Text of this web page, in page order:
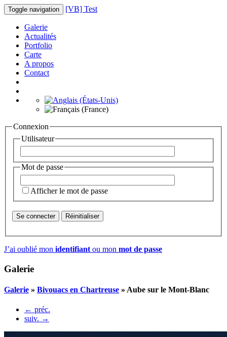
Toggle navigation [VB] Test
Galerie
Actualités
Portfolio
Carte
A propos
Contact
Connexion
Utilisateur
Mot de passe
Afficher le mot de passe
Se connecter Réinitialiser
J’ai oublié mon identifiant ou mon mot de passe
Galerie
Galerie » Bivouacs en Chartreuse » Aube sur le Mont-Blanc
← préc.
suiv. →